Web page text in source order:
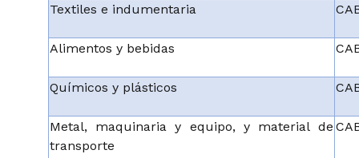
Textiles e indumentaria
Alimentos y bebidas
Químicos y plásticos
Metal, maquinaria y equipo, y material de
transporte